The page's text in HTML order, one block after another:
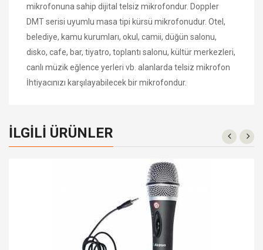
mikrofonuna sahip dijital telsiz mikrofondur. Doppler
DMT serisi uyumlu masa tipi kürsü mikrofonudur. Otel,
belediye, kamu kurumları, okul, camii, düğün salonu,
disko, cafe, bar, tiyatro, toplantı salonu, kültür merkezleri,
canlı müzik eğlence yerleri vb. alanlarda telsiz mikrofon
İhtiyacınızı karşılayabilecek bir mikrofondur.
İLGILI ÜRÜNLER